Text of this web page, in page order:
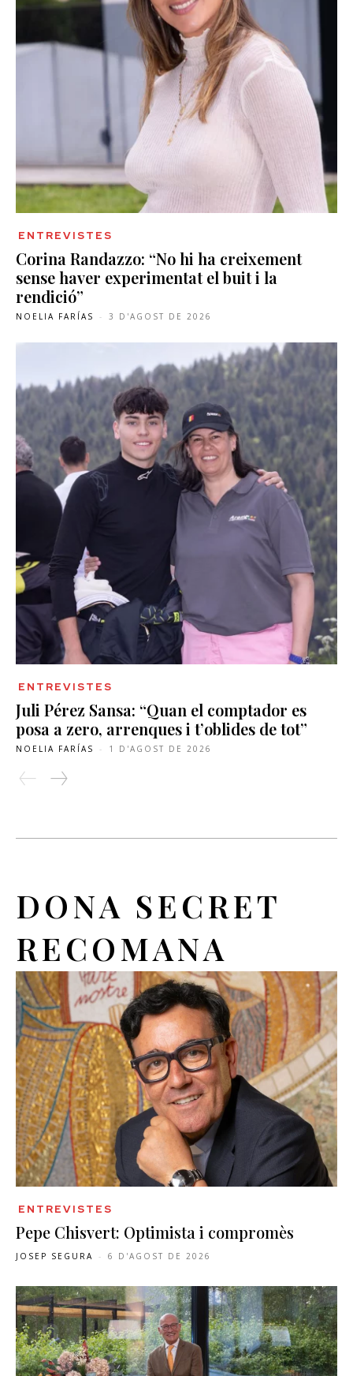
ENTREVISTES
Corina Randazzo: “No hi ha creixement
sense haver experimentat el buit i la
rendició”
NOELIA FARÍAS - 3 D'AGOST DE 2026
ENTREVISTES
Juli Pérez Sansa: “Quan el comptador es
posa a zero, arrenques i t’oblides de tot”
NOELIA FARÍAS - 1 D'AGOST DE 2026
DONA SECRET
RECOMANA
ENTREVISTES
Pepe Chisvert: Optimista i compromès
JOSEP SEGURA - 6 D'AGOST DE 2026